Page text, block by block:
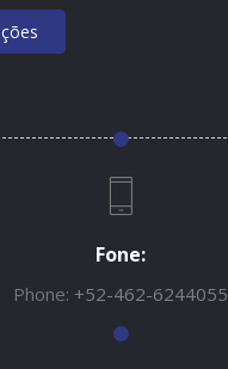
Fone:
Phone: +52-462-6244055